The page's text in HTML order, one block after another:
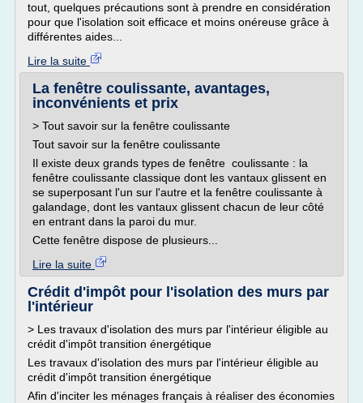
tout, quelques précautions sont à prendre en considération
pour que l'isolation soit efficace et moins onéreuse grâce à
différentes aides...
Lire la suite
La fenêtre coulissante, avantages,
inconvénients et prix
> Tout savoir sur la fenêtre coulissante
Tout savoir sur la fenêtre coulissante
Il existe deux grands types de fenêtre coulissante : la
fenêtre coulissante classique dont les vantaux glissent en
se superposant l'un sur l'autre et la fenêtre coulissante à
galandage, dont les vantaux glissent chacun de leur côté
en entrant dans la paroi du mur.
Cette fenêtre dispose de plusieurs...
Lire la suite
Crédit d'impôt pour l'isolation des murs par
l'intérieur
> Les travaux d'isolation des murs par l'intérieur éligible au
crédit d'impôt transition énergétique
Les travaux d'isolation des murs par l'intérieur éligible au
crédit d'impôt transition énergétique
Afin d'inciter les ménages français à réaliser des économies